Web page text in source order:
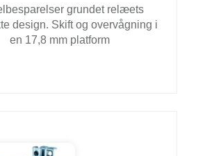
grundet relæets
design. Skift og overvågning i
en 17,8 mm platform